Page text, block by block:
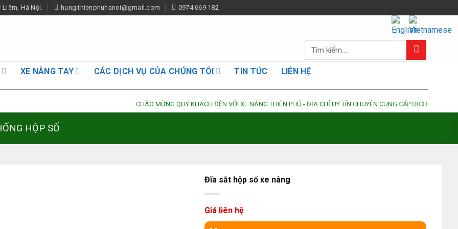
Liêm, Hà Nội. hung.thienphuhanoi@gmail.com 0974 669 182
Tìm
XE NÂNG TAY CÁC DỊCH VỤ CỦA CHÚNG TÔI TIN TỨC LIÊN HỆ
CHÀO MỪNG QUÝ KHÁCH ĐẾN VỚI XE NÂNG THIÊN PHÚ - ĐỊA CHỈ UY TÍN CHUYÊN CUNG CẤP DỊCH VỤ SỬA CHỮA
HỘP SỐ
Đĩa sắt hộp số xe nâng
Giá liên hệ